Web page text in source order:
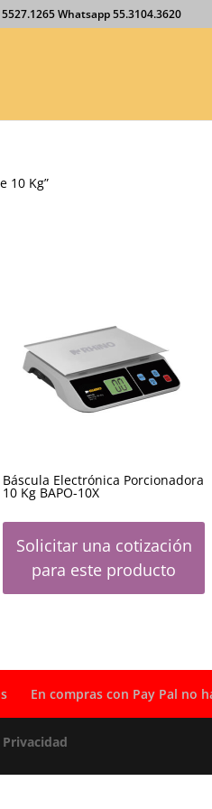
Whatsapp 55.3104.3620
10 Kg”
Báscula Electrónica Porcionadora
10 Kg BAPO-10X
Solicitar una cotización
para este producto
En compras con Pay Pal no